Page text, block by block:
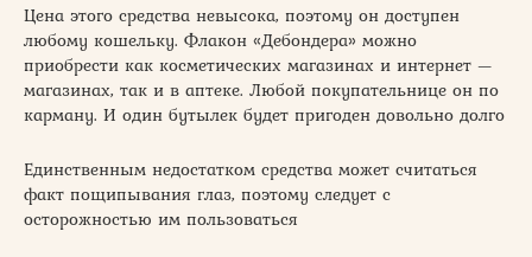
Цена этого средства невысока, поэтому он доступен
любому кошельку. Флакон «Дебондера» можно
приобрести как косметических магазинах и интернет —
магазинах, так и в аптеке. Любой покупательнице он по
карману. И один бутылек будет пригоден довольно долго
Единственным недостатком средства может считаться
факт пощипывания глаз, поэтому следует с
осторожностью им пользоваться